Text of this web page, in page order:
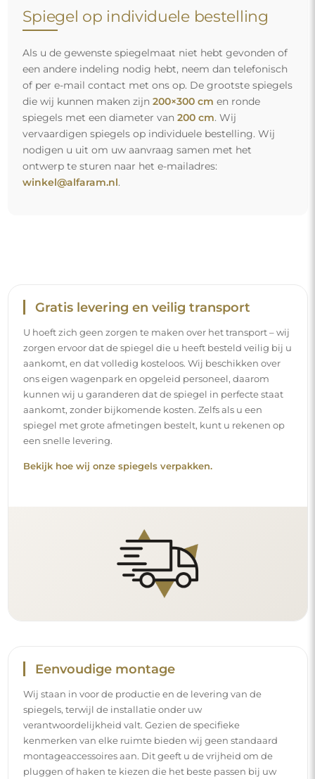
Spiegel op individuele bestelling
Als u de gewenste spiegelmaat niet hebt gevonden of
een andere indeling nodig hebt, neem dan telefonisch
of per e-mail contact met ons op. De grootste spiegels
die wij kunnen maken zijn 200×300 cm en ronde
spiegels met een diameter van 200 cm. Wij
vervaardigen spiegels op individuele bestelling. Wij
nodigen u uit om uw aanvraag samen met het
ontwerp te sturen naar het e-mailadres:
winkel@alfaram.nl.
Gratis levering en veilig transport
U hoeft zich geen zorgen te maken over het transport – wij
zorgen ervoor dat de spiegel die u heeft besteld veilig bij u
aankomt, en dat volledig kosteloos. Wij beschikken over
ons eigen wagenpark en opgeleid personeel, daarom
kunnen wij u garanderen dat de spiegel in perfecte staat
aankomt, zonder bijkomende kosten. Zelfs als u een
spiegel met grote afmetingen bestelt, kunt u rekenen op
een snelle levering.
Bekijk hoe wij onze spiegels verpakken.
Eenvoudige montage
Wij staan in voor de productie en de levering van de
spiegels, terwijl de installatie onder uw
verantwoordelijkheid valt. Gezien de specifieke
kenmerken van elke ruimte bieden wij geen standaard
montageaccessoires aan. Dit geeft u de vrijheid om de
pluggen of haken te kiezen die het beste passen bij uw